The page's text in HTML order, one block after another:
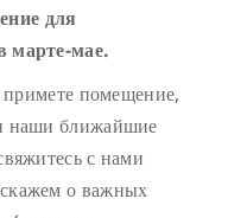
для
марте-мае.
примете помещение,
наши ближайшие
с нами
о важных